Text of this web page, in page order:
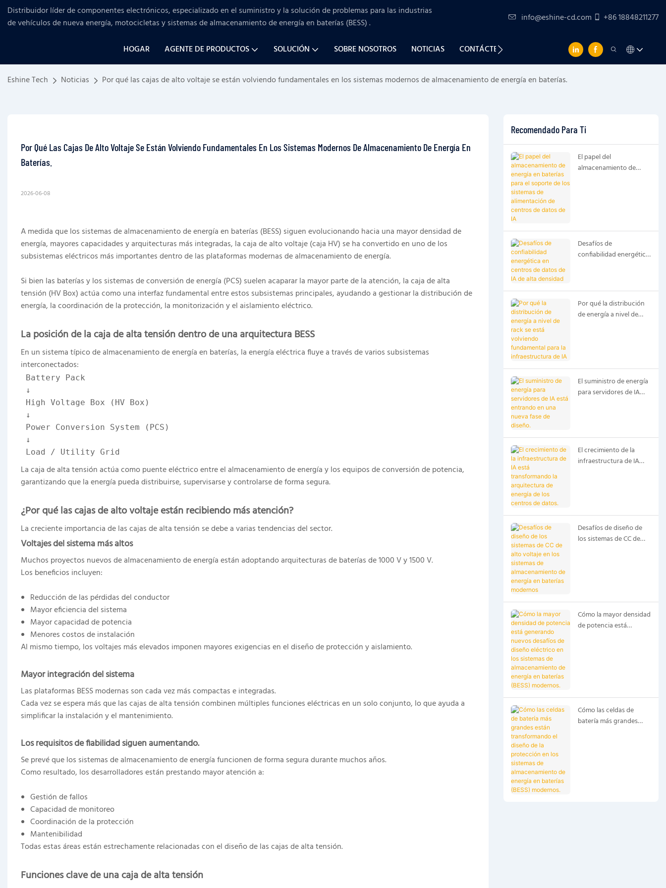
Distribuidor líder de componentes electrónicos, especializado en el suministro y la solución de problemas para las industrias
de vehículos de nueva energía, motocicletas y sistemas de almacenamiento de energía en baterías (BESS). info@eshine-cd.com +86 18848211277
HOGAR AGENTE DE PRODUCTOS SOLUCIÓN SOBRE NOSOTROS NOTICIAS CONTÁCTENOS
Eshine Tech Noticias Por qué las cajas de alto voltaje se están volviendo fundamentales en los sistemas modernos de almacenamiento de energía en baterías.
Por Qué Las Cajas De Alto Voltaje Se Están Volviendo Fundamentales En Los Sistemas Modernos De Almacenamiento De Energía En
Baterías.
2026-06-08
A medida que los sistemas de almacenamiento de energía en baterías (BESS) siguen evolucionando hacia una mayor densidad de
energía, mayores capacidades y arquitecturas más integradas, la caja de alto voltaje (caja HV) se ha convertido en uno de los
subsistemas eléctricos más importantes dentro de las plataformas modernas de almacenamiento de energía.
Si bien las baterías y los sistemas de conversión de energía (PCS) suelen acaparar la mayor parte de la atención, la caja de alta
tensión (HV Box) actúa como una interfaz fundamental entre estos subsistemas principales, ayudando a gestionar la distribución de
energía, la coordinación de la protección, la monitorización y el aislamiento eléctrico.
La posición de la caja de alta tensión dentro de una arquitectura BESS
En un sistema típico de almacenamiento de energía en baterías, la energía eléctrica fluye a través de varios subsistemas
interconectados:
Battery Pack
↓
High Voltage Box (HV Box)
↓
Power Conversion System (PCS)
↓
Load / Utility Grid
La caja de alta tensión actúa como puente eléctrico entre el almacenamiento de energía y los equipos de conversión de potencia,
garantizando que la energía pueda distribuirse, supervisarse y controlarse de forma segura.
¿Por qué las cajas de alto voltaje están recibiendo más atención?
La creciente importancia de las cajas de alta tensión se debe a varias tendencias del sector.
Voltajes del sistema más altos
Muchos proyectos nuevos de almacenamiento de energía están adoptando arquitecturas de baterías de 1000 V y 1500 V.
Los beneficios incluyen:
Reducción de las pérdidas del conductor
Mayor eficiencia del sistema
Mayor capacidad de potencia
Menores costos de instalación
Al mismo tiempo, los voltajes más elevados imponen mayores exigencias en el diseño de protección y aislamiento.
Mayor integración del sistema
Las plataformas BESS modernas son cada vez más compactas e integradas.
Cada vez se espera más que las cajas de alta tensión combinen múltiples funciones eléctricas en un solo conjunto, lo que ayuda a
simplificar la instalación y el mantenimiento.
Los requisitos de fiabilidad siguen aumentando.
Se prevé que los sistemas de almacenamiento de energía funcionen de forma segura durante muchos años.
Como resultado, los desarrolladores están prestando mayor atención a:
Gestión de fallos
Capacidad de monitoreo
Coordinación de la protección
Mantenibilidad
Todas estas áreas están estrechamente relacionadas con el diseño de las cajas de alta tensión.
Funciones clave de una caja de alta tensión
Recomendado Para Ti
El papel del
almacenamiento de
Desafíos de
confiabilidad energética
Por qué la distribución
de energía a nivel de
El suministro de energía
para servidores de IA
El crecimiento de la
infraestructura de IA
Desafíos de diseño de
los sistemas de CC de
Cómo la mayor densidad
de potencia está
Cómo las celdas de
batería más grandes